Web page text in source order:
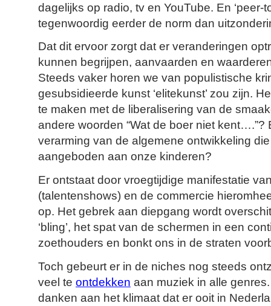
dagelijks op radio, tv en YouTube. En ‘peer-
tegenwoordig eerder de norm dan
Dat dit ervoor zorgt dat er veranderingen
kunnen begrijpen, aanvaarden en
Steeds vaker horen we van populistische
gesubsidieerde kunst ‘elitekunst’ zou zijn.
te maken met de liberalisering van de
andere woorden “Wat de boer niet kent….”?
verarming van de algemene ontwikkeling
aangeboden aan onze kinderen?
Er ontstaat door vroegtijdige manifestatie
(talentenshows) en de commercie
op. Het gebrek aan diepgang wordt
‘bling’, het spat van de schermen in een
zoethouders en bonkt ons in de straten
Toch gebeurt er in de niches nog steeds
veel te ontdekken aan muziek in alle
danken aan het klimaat dat er ooit in